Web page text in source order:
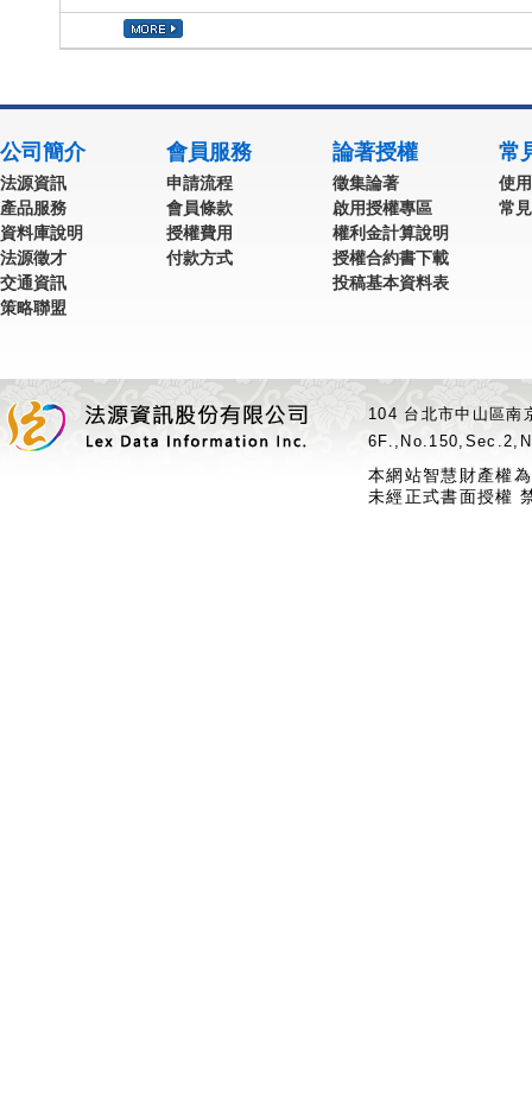
公司簡介
法源資訊
產品服務
資料庫說明
法源徵才
交通資訊
策略聯盟
會員服務
申請流程
會員條款
授權費用
付款方式
論著授權
徵集論著
啟用授權專區
權利金計算說明
授權合約書下載
投稿基本資料表
常
使
常
104 台北市中山區
本網站智慧財產權
未經正式書面授權